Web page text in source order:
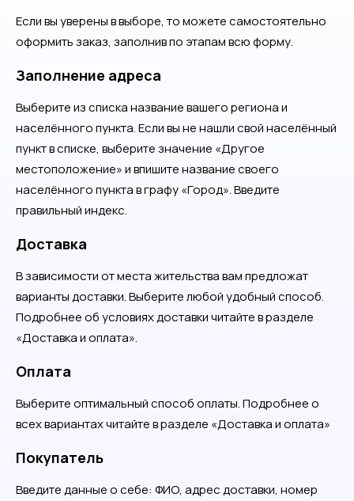
Если вы уверены в выборе, то можете самостоятельно
оформить заказ, заполнив по этапам всю форму.
Заполнение адреса
Выберите из списка название вашего региона и
населённого пункта. Если вы не нашли свой населённый
пункт в списке, выберите значение «Другое
местоположение» и впишите название своего
населённого пункта в графу «Город». Введите
правильный индекс.
Доставка
В зависимости от места жительства вам предложат
варианты доставки. Выберите любой удобный способ.
Подробнее об условиях доставки читайте в разделе
«Доставка и оплата».
Оплата
Выберите оптимальный способ оплаты. Подробнее о
всех вариантах читайте в разделе «Доставка и оплата»
Покупатель
Введите данные о себе: ФИО, адрес доставки, номер